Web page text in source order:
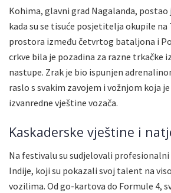
Kohima, glavni grad Nagalanda, postao
kada su se tisuće posjetitelja okupile
prostora između četvrtog bataljona i
crkve bila je pozadina za razne trkačke
nastupe. Zrak je bio ispunjen
raslo s svakim zavojem i vožnjom koja
izvanredne vještine vozača.
Kaskaderske vještine i
Na festivalu su sudjelovali profesionalni
Indije, koji su pokazali svoj talent na
vozilima. Od go-kartova do Formule 4,